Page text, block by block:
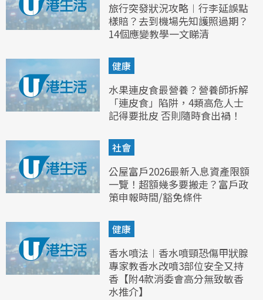
旅行突發狀況攻略︱行李延誤點
樣賠？去到機場先知護照過期？
14個應變教學一文睇清
健康
水果連皮食最營養？營養師拆解
「連皮食」陷阱，4類高危人士
記得要批皮 否則隨時食出禍！
社會
公屋富戶2026最新入息資產限額
一覽！超額幾多要搬走？富戶政
策申報時間/豁免條件
健康
香水噴法︱香水噴頸恐傷甲狀腺
專家教香水改噴3部位安全又持
香【附4款消委會高分無致敏香
水推介】